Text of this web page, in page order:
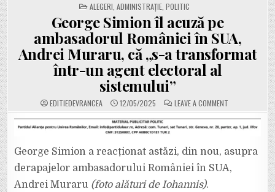
POSTED
IN
ALEGERI ADMINISTRAȚIE POLITIC
George Simion îl acuză pe
ambasadorul României în SUA,
Andrei Muraru, că „s-a transformat
într-un agent electoral al
sistemului”
EDITIEDEVRANCEA 12/05/2025 LEAVE A COMMENT
GEORGE
SIMION
ÎL
ACUZĂ
AMBASADORUL
ROMÂNIEI
SUA,
ANDREI
George Simion a reacționat astăzi, din nou, asupra
derapajelor ambasadorului României în SUA,
Andrei Muraru (foto alături de Iohannis).